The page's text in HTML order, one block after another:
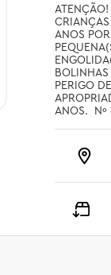
ATENÇÃO!
ANOS
BOLINHAS
PERIGO
ANOS.